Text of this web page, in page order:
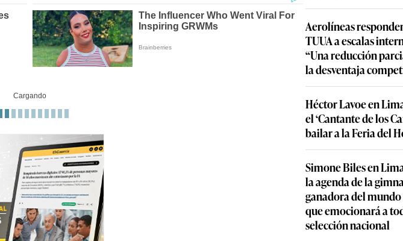
Cargando
Aerolíneas
TUUA a escalas
“Una reducción
la desventaja
Héctor Lavoe en
el ‘Cantante de los
bailar a la Feria del
Simone Biles en
la agenda de la
ganadora del
que emocionará a
selección nacional